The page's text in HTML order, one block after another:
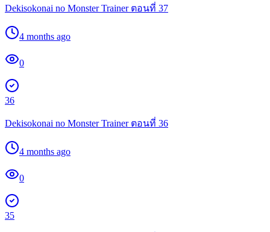
Dekisokonai no Monster Trainer ตอนที่ 37
4 months ago
0
36
Dekisokonai no Monster Trainer ตอนที่ 36
4 months ago
0
35